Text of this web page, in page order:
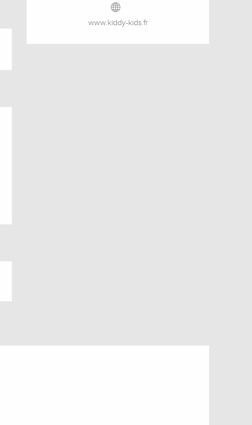
www.kiddy-kids.fr